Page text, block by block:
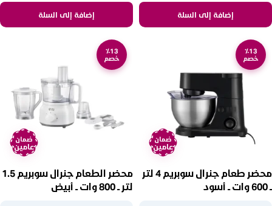
إضافة إلى السلة إضافة إلى السلة
٪13
خصم
ضمان
عامين
محضر طعام جنرال سوبريم 4 لتر
ــ 600 وات ــ أسود
٪13
خصم
ضمان
عامين
محضر الطعام جنرال سوبريم 1.5
لتر ــ 800 وات ــ أبيض